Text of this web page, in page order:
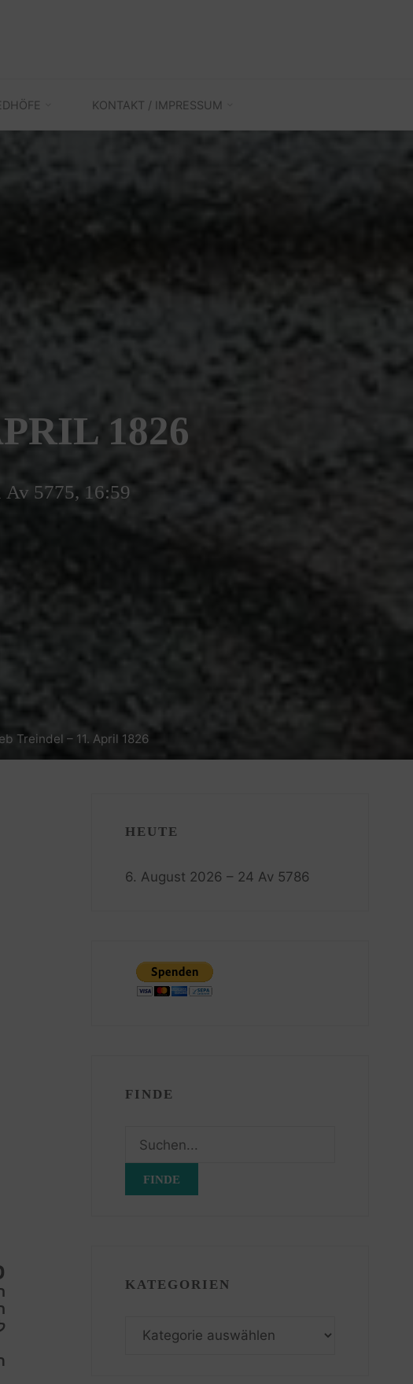
KONTAKT / IMPRESSUM
1826
Av 5775, 16:59
Treindel – 11. April 1826
HEUTE
6. August 2026 – 24 Av 5786
FINDE
Suchen
nach:
KATEGORIEN
Kategorien